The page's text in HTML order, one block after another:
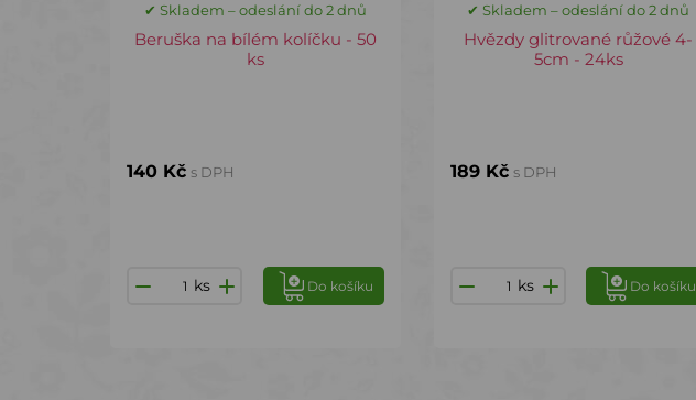
✔ Skladem – odeslání do 2 dnů
Beruška na bílém kolíčku - 50
ks
140 Kč s DPH
ks Do košíku
✔ Skladem – odeslání do 2 dnů
Hvězdy glitrované růžové 4-
5cm - 24ks
189 Kč s DPH
ks Do košíku